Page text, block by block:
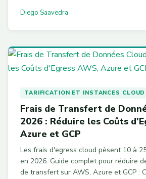
Diego Saavedra
TARIFICATION ET INSTANCES CLOUD
Frais de Transfert de
2026 : Réduire les Coûts
Azure et GCP
Les frais d'egress cloud pèsent 10 à
en 2026. Guide complet pour réduire
de transfert sur AWS, Azure et GCP :